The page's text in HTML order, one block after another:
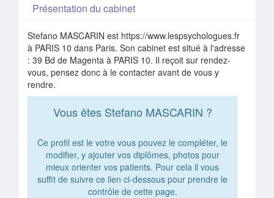
Présentation du cabinet
Stefano MASCARIN est https://www.lespsychologues.fr
à PARIS 10 dans Paris. Son cabinet est situé à l'adresse
: 39 Bd de Magenta à PARIS 10. Il reçoit sur rendez-
vous, pensez donc à le contacter avant de vous y
rendre.
Vous êtes Stefano MASCARIN ?
Ce profil est le votre vous pouvez le compléter, le
modifier, y ajouter vos diplômes, photos pour
mieux orienter vos patients. Pour cela il vous
suffit de suivre ce lien ci-dessous pour prendre le
contrôle de cette page.